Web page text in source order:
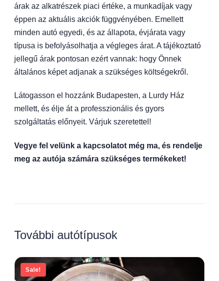
árak az alkatrészek piaci értéke, a munkadíjak vagy
éppen az aktuális akciók függvényében. Emellett
minden autó egyedi, és az állapota, évjárata vagy
típusa is befolyásolhatja a végleges árat. A tájékoztató
jellegű árak pontosan ezért vannak: hogy Önnek
általános képet adjanak a szükséges költségekről.
Látogasson el hozzánk Budapesten, a Lurdy Ház
mellett, és élje át a professzionális és gyors
szolgáltatás előnyeit. Várjuk szeretettel!
Vegye fel velünk a kapcsolatot még ma, és rendelje
meg az autója számára szükséges termékeket!
További autótípusok
Sale!